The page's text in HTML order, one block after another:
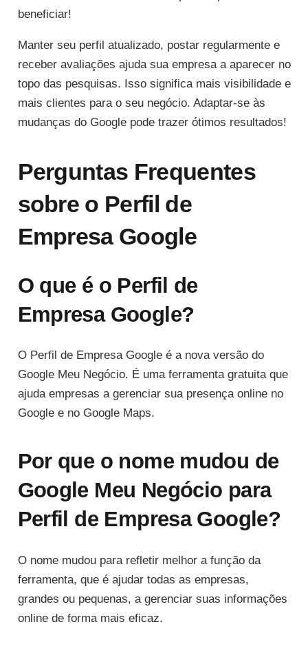
beneficiar!
Manter seu perfil atualizado, postar regularmente e
receber avaliações ajuda sua empresa a aparecer no
topo das pesquisas. Isso significa mais visibilidade e
mais clientes para o seu negócio. Adaptar-se às
mudanças do Google pode trazer ótimos resultados!
Perguntas Frequentes
sobre o Perfil de
Empresa Google
O que é o Perfil de
Empresa Google?
O Perfil de Empresa Google é a nova versão do
Google Meu Negócio. É uma ferramenta gratuita que
ajuda empresas a gerenciar sua presença online no
Google e no Google Maps.
Por que o nome mudou de
Google Meu Negócio para
Perfil de Empresa Google?
O nome mudou para refletir melhor a função da
ferramenta, que é ajudar todas as empresas,
grandes ou pequenas, a gerenciar suas informações
online de forma mais eficaz.